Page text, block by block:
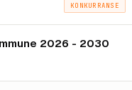
KONKURRANSE
2026 - 2030